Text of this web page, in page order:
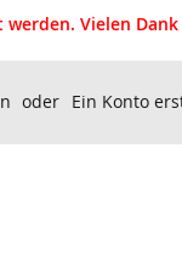
Vielen
Ein Konto